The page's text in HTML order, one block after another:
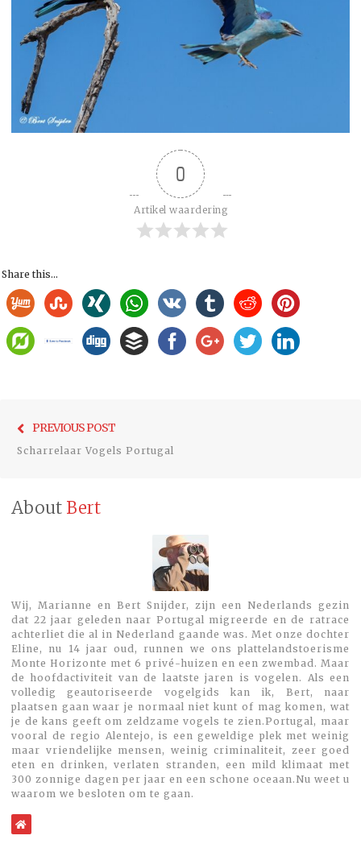
0
Artikel waardering
Share this...
navigatie
PREVIOUS POST
Scharrelaar Vogels Portugal
About Bert
Wij, Marianne en Bert Snijder, zijn een Nederlands gezin
dat 22 jaar geleden naar Portugal migreerde en de ratrace
achterliet die al in Nederland gaande was. Met onze dochter
Eline, nu 14 jaar oud, runnen we ons plattelandstoerisme
Monte Horizonte met 6 privé-huizen en een zwembad. Maar
de hoofdactiviteit van de laatste jaren is vogelen. Als een
volledig geautoriseerde vogelgids kan ik, Bert, naar
plaatsen gaan waar je normaal niet kunt of mag komen, wat
je de kans geeft om zeldzame vogels te zien.Portugal, maar
vooral de regio Alentejo, is een geweldige plek met weinig
maar vriendelijke mensen, weinig criminaliteit, zeer goed
eten en drinken, verlaten stranden, een mild klimaat met
300 zonnige dagen per jaar en een schone oceaan.Nu weet u
waarom we besloten om te gaan.